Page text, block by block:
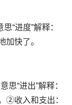
“进度”解释：
加快了。
思“进出”解释：
②收入和支出：